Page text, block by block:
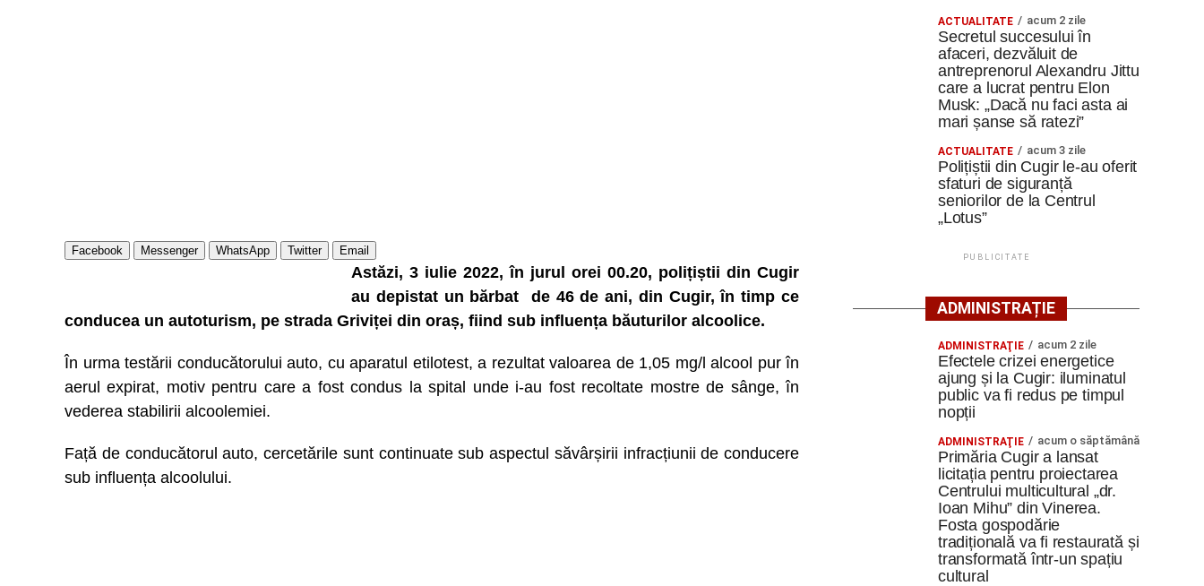
Facebook Messenger WhatsApp Twitter Email
Astăzi, 3 iulie 2022, în jurul orei 00.20, polițiștii din Cugir
au depistat un bărbat de 46 de ani, din Cugir, în timp ce
conducea un autoturism, pe strada Griviței din oraș, fiind sub influența băuturilor alcoolice.
În urma testării conducătorului auto, cu aparatul etilotest, a rezultat valoarea de 1,05 mg/l alcool pur în
aerul expirat, motiv pentru care a fost condus la spital unde i-au fost recoltate mostre de sânge, în
vederea stabilirii alcoolemiei.
Față de conducătorul auto, cercetările sunt continuate sub aspectul săvârșirii infracțiunii de conducere
sub influența alcoolului.
ACTUALITATE acum 2 zile
Secretul succesului în
afaceri, dezvăluit de
antreprenorul Alexandru Jittu
care a lucrat pentru Elon
Musk: „Dacă nu faci asta ai
mari șanse să ratezi”
ACTUALITATE acum 3 zile
Polițiștii din Cugir le-au oferit
sfaturi de siguranță
seniorilor de la Centrul
„Lotus”
PUBLICITATE
ADMINISTRAȚIE
ADMINISTRAŢIE acum 2 zile
Efectele crizei energetice
ajung și la Cugir: iluminatul
public va fi redus pe timpul
nopții
ADMINISTRAŢIE acum o săptămână
Primăria Cugir a lansat
licitația pentru proiectarea
Centrului multicultural „dr.
Ioan Mihu” din Vinerea.
Fosta gospodărie
tradițională va fi restaurată și
transformată într-un spațiu
cultural